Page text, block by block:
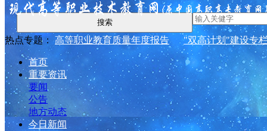
搜索
热点专题： 高等职业教育质量年度报告 "双高计划"建设专
首页
重要资讯
要闻
公告
地方动态
今日新闻